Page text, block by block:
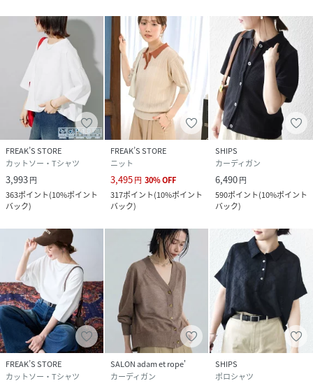
FREAK’S STORE
カットソー・Tシャツ
3,993円
363ポイント(10%ポイント
バック)
FREAK’S STORE
ニット
3,495円 30%OFF
317ポイント(10%ポイント
バック)
SHIPS
カーディガン
6,490円
590ポイント(10%ポイント
バック)
FREAK’S STORE
カットソー・Tシャツ
SALON adam et rope'
カーディガン
SHIPS
ポロシャツ